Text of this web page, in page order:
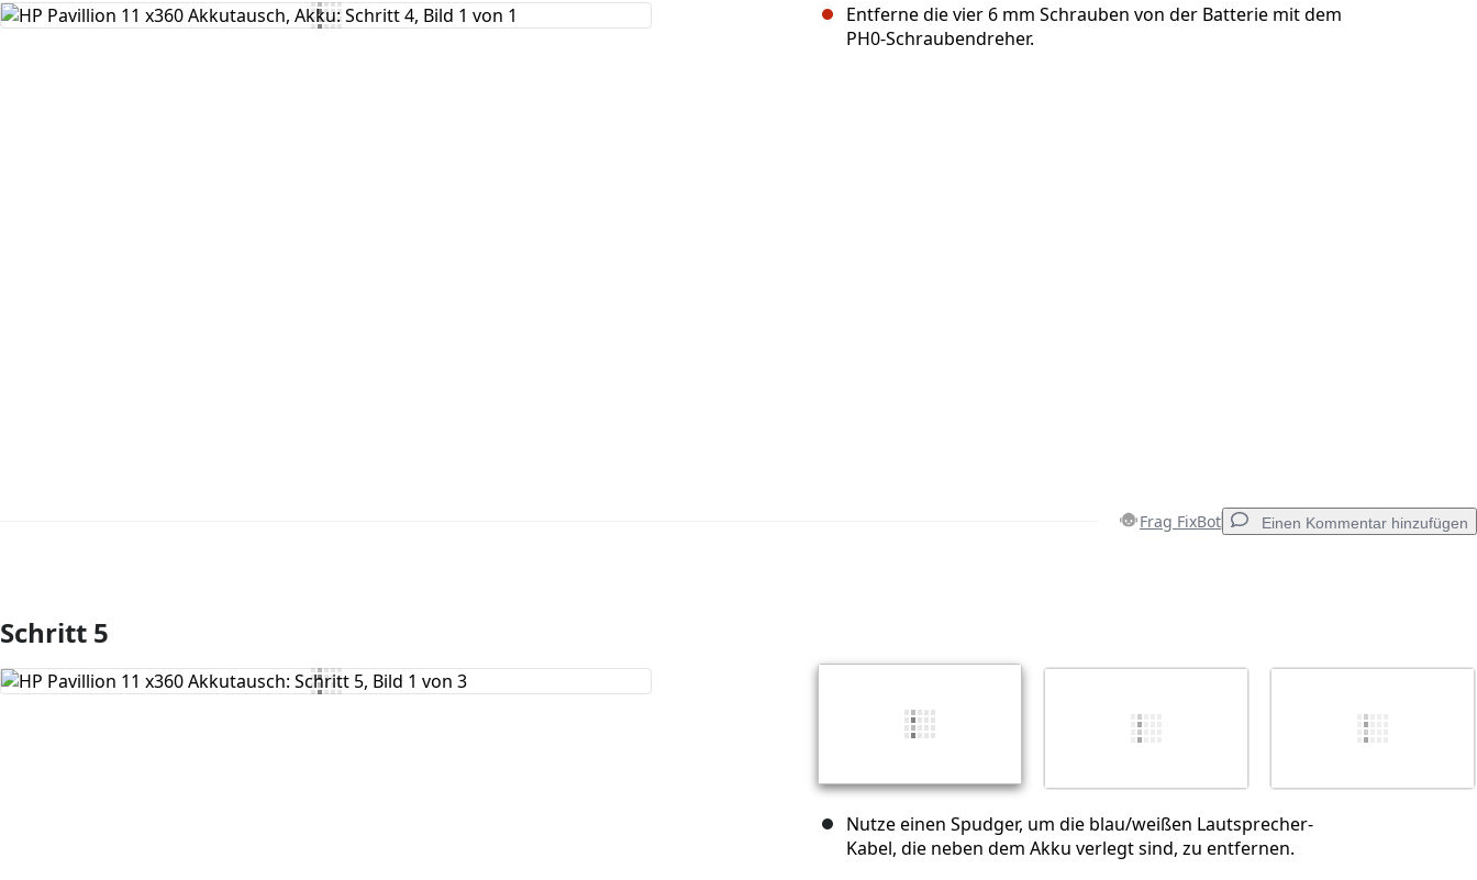
Entferne die vier 6 mm Schrauben von der Batterie mit dem
PH0-Schraubendreher.
Frag FixBot Einen Kommentar hinzufügen
Kommentar hinzufügen
Kommentieren
Schritt 5
Nutze einen Spudger, um die blau/weißen Lautsprecher-
Kabel, die neben dem Akku verlegt sind, zu entfernen.